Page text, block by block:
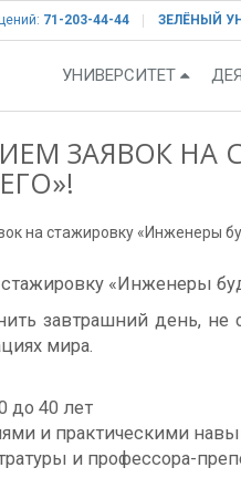
71-203-44-44 ЗЕЛЁНЫЙ
УНИВЕРСИТЕТ
ЗАЯВОК НА
на стажировку «Инженеры
«Инженеры
завтрашний день, не
мира.
до 40 лет
и практическими
и профессора-